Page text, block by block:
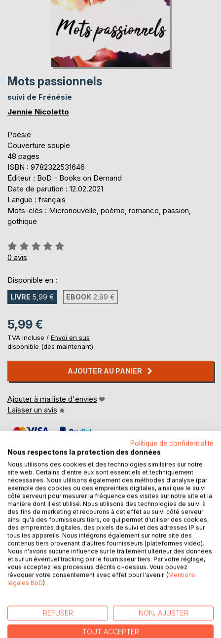
Mots passionnels
suivi de Frénésie
Jennie Nicoletto
Poésie
Couverture souple
48 pages
ISBN : 9782322531646
Éditeur : BoD - Books on Demand
Date de parution : 12.02.2021
Langue : français
Mots-clés : Micronouvelle, poème, romance, passion,
gothique
Évaluation:
0%
0 avis
Disponible en :
LIVRE 5,99 € EBOOK 2,99 €
5,99 €
TVA incluse / Envoi en sus
disponible (dès maintenant)
AJOUTER AU PANIER
Ajouter à ma liste d'envies
Laisser un avis
DESCRIPTION
Mots passionnels réunit des textes d'une centaine de
mots, oscillant entre récit et poésie. Chacun brosse une
histoire fugace ayant pour but de transmettre une parcelle
d'émotion.
De l'euphorie à l'exaltation fiévreuse, Mots passionnels
vous invite dans un univers sentimental teinté de nuances
gothiques. Succombez à l'évasion spirituelle sous l'effet
20 micronouvelles
1 bonus
Politique de confidentialité
Nous respectons la protection des données
Nous utilisons des cookies et des technologies similaires sur notre
site web. Certains d'entre eux sont essentiels et techniquement
nécessaires. Nous utilisons également des méthodes d'analyse (par
exemple des cookies ou des empreintes digitales, ainsi que le suivi
côté serveur) pour mesurer la fréquence des visites sur notre site et la
manière dont il est utilisé. Nous utilisons des technologies de suivi à
des fins de marketing et recourons à cet effet au suivi côté serveur
ainsi qu'à des fournisseurs tiers, ce qui permet d'utiliser des cookies,
des empreintes digitales, des pixels de suivi et des adresses IP sur
tous les appareils. Nous intégrons également sur notre site des
contenus tiers provenant d'autres fournisseurs (plateformes vidéo).
Nous n'avons aucune influence sur le traitement ultérieur des données
et sur un éventuel tracking par le fournisseur tiers. Par votre réglage,
vous acceptez les processus décrits ci-dessus. Vous pouvez
révoquer votre consentement avec effet pour l'avenir. (Mentions
légales BoD)
REFUSER NON, AJUSTER
TOUT ACCEPTER